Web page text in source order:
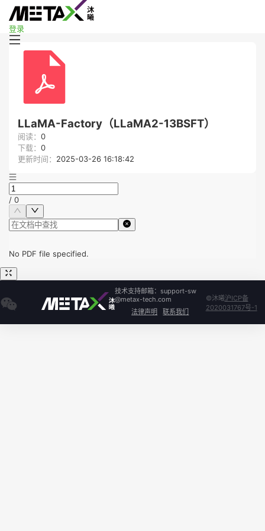
登录
LLaMA-Factory（LLaMA2-13BSFT）
阅读： 0
下载： 0
更新时间： 2025-03-26 16:18:42
/ 0
No PDF file specified.
技术支持邮箱：support-sw
@metax-tech.com
法律声明
联系我们
©沐曦沪ICP备
2020031767号-1